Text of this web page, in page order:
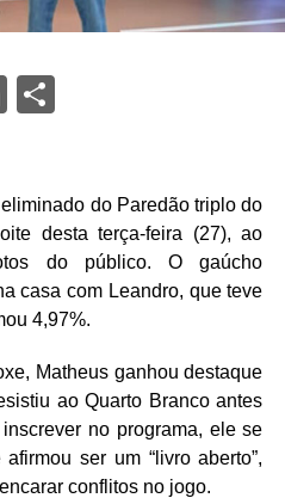
LinkedIn
Share
do Paredão triplo do
desta terça-feira (27), ao
do público. O gaúcho
casa com Leandro, que teve
4,97%.
Matheus ganhou destaque
ao Quarto Branco antes
no programa, ele se
ser um “livro aberto”,
conflitos no jogo.